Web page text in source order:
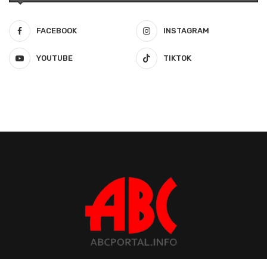
FACEBOOK INSTAGRAM
YOUTUBE TIKTOK